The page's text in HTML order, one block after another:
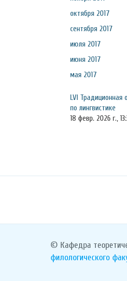
октября 2017
сентября 2017
июля 2017
июня 2017
мая 2017
LVI Традиционная
по лингвистике
18 февр. 2026 г.,
© Кафедра
филологического